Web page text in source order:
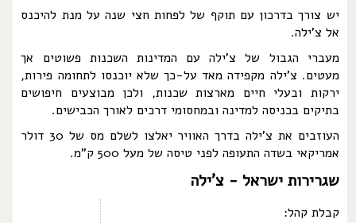
יש צורך בדרכון עם תוקף של לפחות חצי שנה על מנת להיכנס
אל צ'ילה.
מעברי הגבול של צ'ילה עם המדינות השכנות פשוטים אך
מעטים. צ'ילה מקפידה מאד על-כך שלא יוכנסו לתחומה פירות,
ירקות ובעלי חיים מארצות שכנות, ולכן מבוצעים חיפושים
בתיקים בכניסה למדינה ובמחסומי דרכים לאורך הכבישים.
העוזבים את צ'ילה בדרך האוויר יאלצו לשלם מס של 30 דולר
אמריקאי בשדה התעופה לפני טיסה של מעל 500 ק"מ.
שגרירות ישראל - צ'ילה
קבלת קהל: